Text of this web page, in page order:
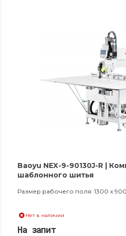
Baoyu NEX-9-90130J-R |
шаблонного шитья
Размер рабочего поля: 1300 x
Нет в наличии
На запит